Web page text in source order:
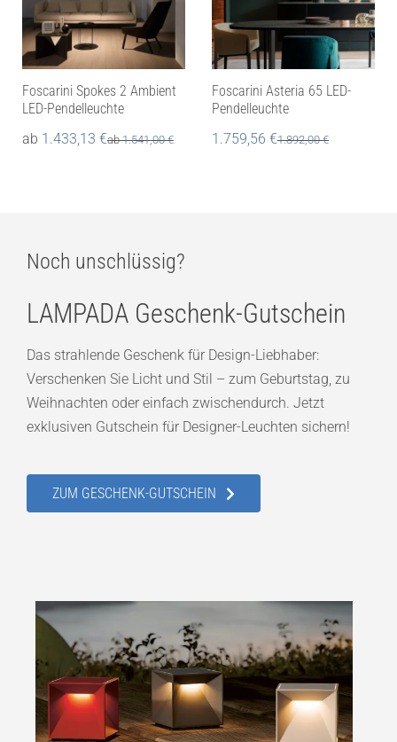
Foscarini Spokes 2 Ambient
LED-Pendelleuchte
ab 1.433,13 €ab1.541,00€
Foscarini Asteria 65 LED-
Pendelleuchte
1.759,56 €1.892,00€
Noch unschlüssig?
LAMPADA Geschenk-Gutschein
Das strahlende Geschenk für Design-Liebhaber:
Verschenken Sie Licht und Stil – zum Geburtstag, zu
Weihnachten oder einfach zwischendurch. Jetzt
exklusiven Gutschein für Designer-Leuchten sichern!
ZUM GESCHENK-GUTSCHEIN